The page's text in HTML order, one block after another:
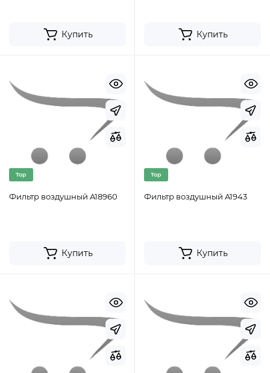
Купить Купить
Top
Фильтр воздушный A18960
Купить
Top
Фильтр воздушный A1943
Купить